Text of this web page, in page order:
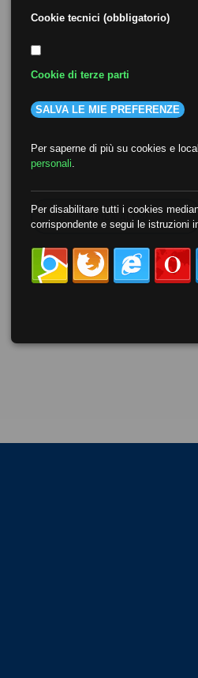
CARICA ALTRO
Cookie tecnici (obbligatorio)
Cookie di terze parti
SALVA LE MIE PREFERENZE
Per saperne di più su cookies e
personali.
Per disabilitare tutti i cookies
corrispondente e segui le istruzioni